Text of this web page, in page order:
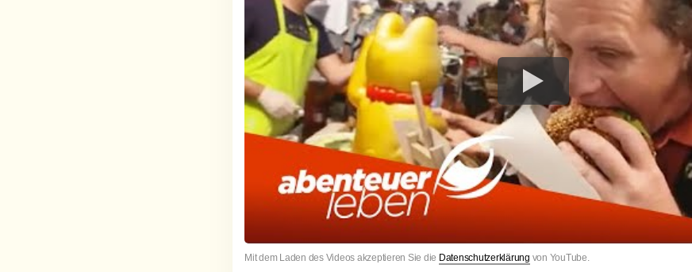
Mit dem Laden des Videos akzeptieren Sie die Datenschutzerklärung von YouTube.